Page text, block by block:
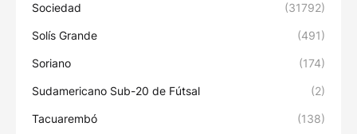
Sociedad (31792)
Solís Grande (491)
Soriano (174)
Sudamericano Sub-20 de Fútsal (2)
Tacuarembó (138)